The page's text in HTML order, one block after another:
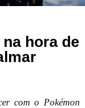
hora de
com o Pokémon